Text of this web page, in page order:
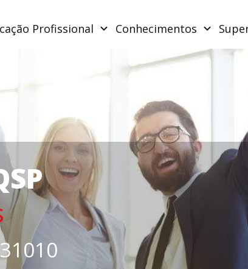
Profissional Conhecimentos